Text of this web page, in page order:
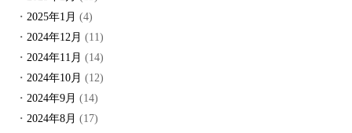
2025年1月 (4)
2024年12月 (11)
2024年11月 (14)
2024年10月 (12)
2024年9月 (14)
2024年8月 (17)